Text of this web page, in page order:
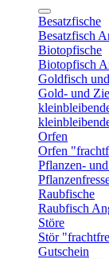
Besatzfische
Besatzfisch
Biotopfische
Biotopfisch
Goldfisch
Gold- und
Orfen
Orfen
Pflanzen-
Raubfische
Raubfisch
Störe
Stör
Gutschein